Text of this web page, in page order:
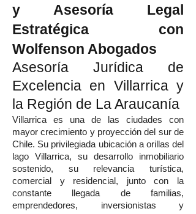
y Asesoría Legal
Estratégica con
Wolfenson Abogados
Asesoría Jurídica de
Excelencia en Villarrica y
la Región de La Araucanía
Villarrica es una de las ciudades con
mayor crecimiento y proyección del sur de
Chile. Su privilegiada ubicación a orillas del
lago Villarrica, su desarrollo inmobiliario
sostenido, su relevancia turística,
comercial y residencial, junto con la
constante llegada de familias,
emprendedores, inversionistas y